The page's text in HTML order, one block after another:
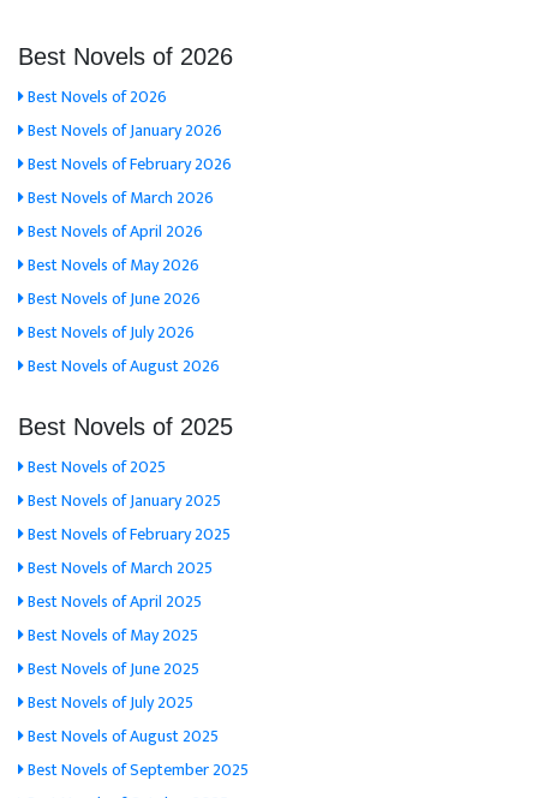
Best Novels of 2026
Best Novels of 2026
Best Novels of January 2026
Best Novels of February 2026
Best Novels of March 2026
Best Novels of April 2026
Best Novels of May 2026
Best Novels of June 2026
Best Novels of July 2026
Best Novels of August 2026
Best Novels of 2025
Best Novels of 2025
Best Novels of January 2025
Best Novels of February 2025
Best Novels of March 2025
Best Novels of April 2025
Best Novels of May 2025
Best Novels of June 2025
Best Novels of July 2025
Best Novels of August 2025
Best Novels of September 2025